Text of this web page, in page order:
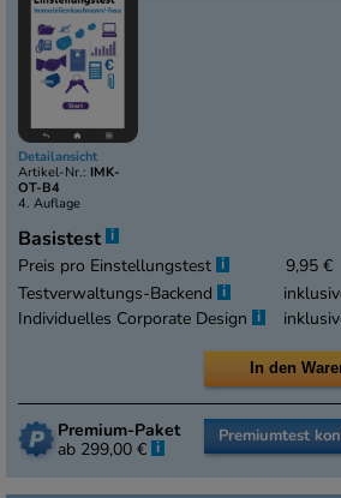
Detailansicht
Artikel-Nr.: IMK-
OT-B4
4. Auflage
Basistest i
Preis pro Einstellungstest i 9,95 €
Testverwaltungs-Backend i
Individuelles Corporate Design i
Premium-Paket
ab 299,00 € i
Premiumtest